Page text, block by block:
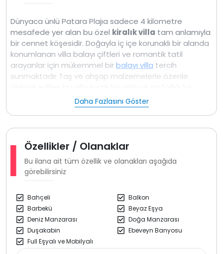
Dünyaca ünlü Patara Plajıa sadece 4 kilometre
mesafede yer alan bu özel kiralık villa tam anlamıyla
bir cennet köşesidir. Doğayla iç içe korunaklı bir alanda
konumlanan villa balayı çiftleri ve romantik tatil
arayanlar için mükemmel birbalayı villa tercih
sunmaktadır Taş ve ahşap malzemelerle özenle
arada sunmaktadır Villanın süit yatak odasında yer
alan özel jakuzi size tatil boyunca rahatlamanzı ve
Villamız zarif ve modern tasarımıyla misafirlerine
konforlu bir tatil deneyimi sunmaktadır Her detayın
titizlikle düşünüldüğü bu özel villlamız özellikle
muhafazakar aileler ve çiftler için ideal bir
korunaklı alanlar misafirlerin gizlilik ve rahatlık içinde
vakit geçirmelerine olanak tanır.
Jakuzi Türk Hamamı ve sauna gibi lüks
özellikler tatilinzin her anını özel kılacak şekilde
tasarlanmıştır Tatil boyunca stressiz bir
Daha Fazlasını Göster
Özellikler / Olanaklar
Bu ilana ait tüm özellik ve olanakları aşağıda
görebilirsiniz
Bahçeli
Balkon
Barbekü
Beyaz Eşya
Deniz Manzarası
Doğa Manzarası
Duşakabin
Ebeveyn Banyosu
Full Eşyalı ve Mobilyalı